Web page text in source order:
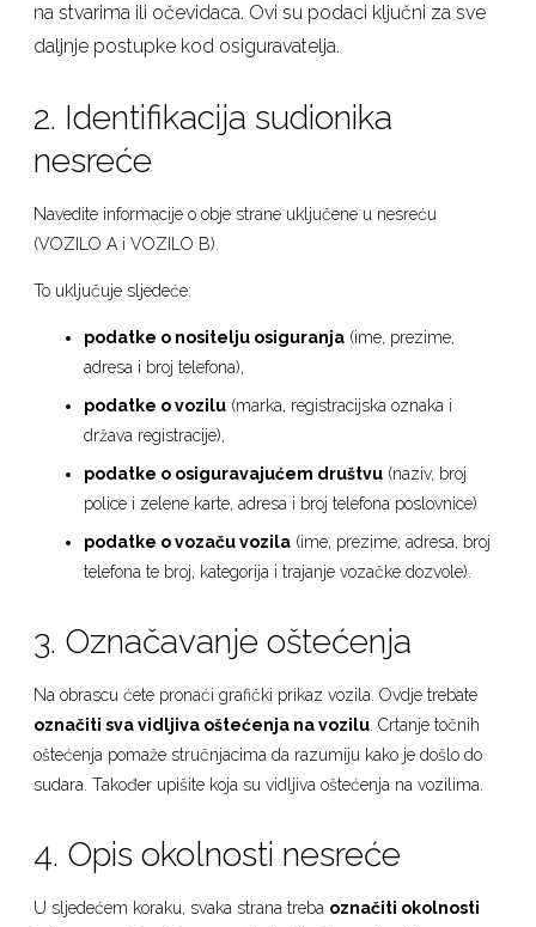
na stvarima ili očevidaca. Ovi su podaci ključni za sve
daljnje postupke kod osiguravatelja.
2. Identifikacija sudionika
nesreće
Navedite informacije o obje strane uključene u nesreću
(VOZILO A i VOZILO B).
To uključuje sljedeće:
podatke o nositelju osiguranja (ime, prezime,
adresa i broj telefona),
podatke o vozilu (marka, registracijska oznaka i
država registracije),
podatke o osiguravajućem društvu (naziv, broj
police i zelene karte, adresa i broj telefona poslovnice)
podatke o vozaču vozila (ime, prezime, adresa, broj
telefona te broj, kategorija i trajanje vozačke dozvole).
3. Označavanje oštećenja
Na obrascu ćete pronaći grafički prikaz vozila. Ovdje trebate
označiti sva vidljiva oštećenja na vozilu. Crtanje točnih
oštećenja pomaže stručnjacima da razumiju kako je došlo do
sudara. Također upišite koja su vidljiva oštećenja na vozilima.
4. Opis okolnosti nesreće
U sljedećem koraku, svaka strana treba označiti okolnosti